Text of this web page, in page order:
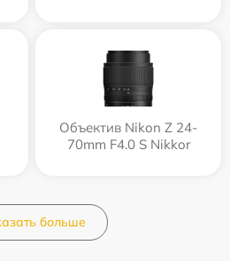
Объектив Nikon Z 24-
70mm F4.0 S Nikkor
больше